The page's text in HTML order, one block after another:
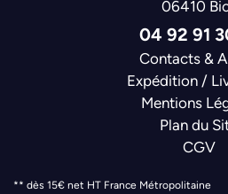
06410
04 92 91
Contacts &
Expédition /
Mentions
Plan du
CGV
** dès 15€ net HT France Métropolitaine